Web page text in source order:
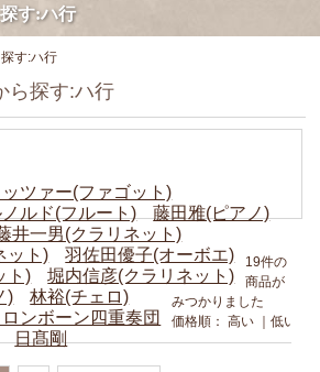
す:ハ行
す:ハ行
ら探す:ハ行
ツァー(ファゴット)
ルド(フルート)
藤田雅(ピアノ)
井一男(クラリネット)
ット)
羽佐田優子(オーボエ)
ト)
堀内信彦(クラリネット)
)
林裕(チェロ)
ンボーン四重奏団
日髙剛
19件の
商品が
みつかりました
価格順：高い ｜低い